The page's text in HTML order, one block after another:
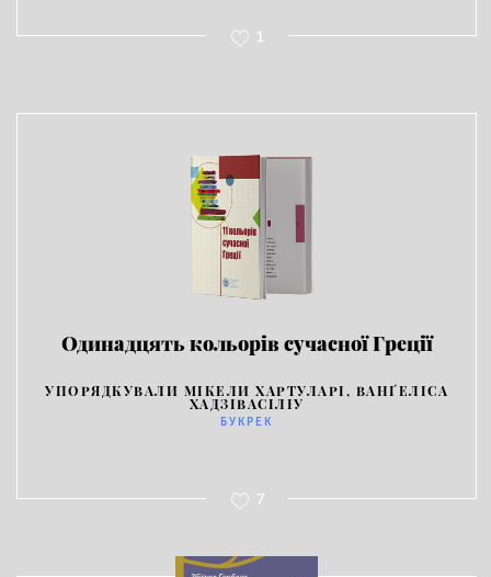
1
Одинадцять кольорів сучасної Греції
УПОРЯДКУВАЛИ МІКЕЛИ ХАРТУЛАРІ, ВАНҐЕЛІСА
ХАДЗІВАСІЛІУ
БУКРЕК
7